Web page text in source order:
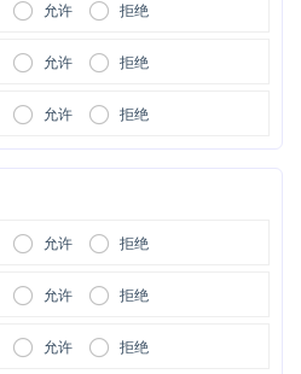
允许 拒绝
允许 拒绝
允许 拒绝
允许 拒绝
允许 拒绝
允许 拒绝